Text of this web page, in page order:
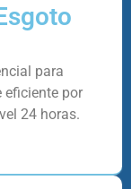
para
eficiente por
24 horas.